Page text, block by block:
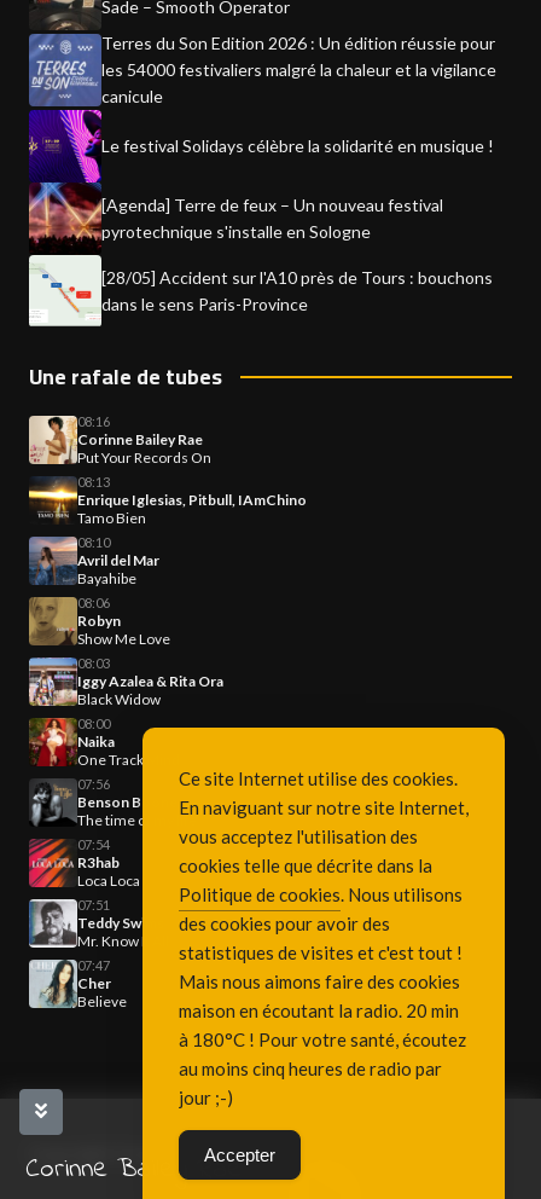
Sade – Smooth Operator
Terres du Son Edition 2026 : Un édition réussie pour
les 54000 festivaliers malgré la chaleur et la vigilance
canicule
Le festival Solidays célèbre la solidarité en musique !
[Agenda] Terre de feux – Un nouveau festival
pyrotechnique s'installe en Sologne
[28/05] Accident sur l'A10 près de Tours : bouchons
dans le sens Paris-Province
Une rafale de tubes
08:16
Corinne Bailey Rae
Put Your Records On
08:13
Enrique Iglesias, Pitbull, IAmChino
Tamo Bien
08:10
Avril del Mar
Bayahibe
08:06
Robyn
Show Me Love
08:03
Iggy Azalea & Rita Ora
Black Widow
08:00
Naika
One Track Mind
07:56
Benson Boone
The time of my life
07:54
R3hab
Loca Loca
07:51
Teddy Swims
Mr. Know It All
07:47
Cher
Believe
Corinne Bailey Rae
Copyright Fréquence 3, since 2001
Ce site Internet utilise des cookies.
En naviguant sur notre site Internet,
vous acceptez l'utilisation des
cookies telle que décrite dans la
Politique de cookies. Nous utilisons
des cookies pour avoir des
statistiques de visites et c'est tout !
Mais nous aimons faire des cookies
maison en écoutant la radio. 20 min
à 180°C ! Pour votre santé, écoutez
au moins cinq heures de radio par
jour ;-)
Accepter